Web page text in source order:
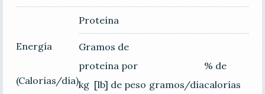
Energía
(Calorías/día)
Proteína
Gramos de
proteína por
kg [lb] de peso gramos/día
% de
calorías